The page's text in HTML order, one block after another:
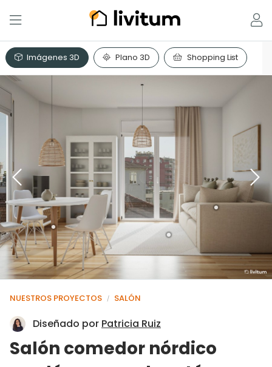
Imágenes 3D Plano 3D Shopping List
NUESTROS PROYECTOS / SALÓN
Diseñado por Patricia Ruiz
Salón comedor nórdico